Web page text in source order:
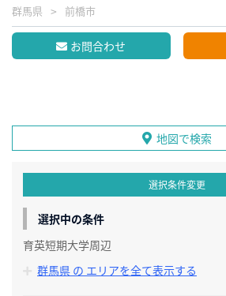
群馬県 前橋市
お問合わせ
地図で検索
選択条件変更
選択中の条件
育英短期大学周辺
群馬県 の エリアを全て表示する